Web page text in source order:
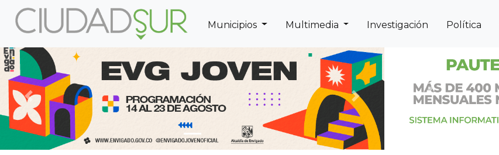
Municipios Multimedia Investigación Política
Previous Next Previous